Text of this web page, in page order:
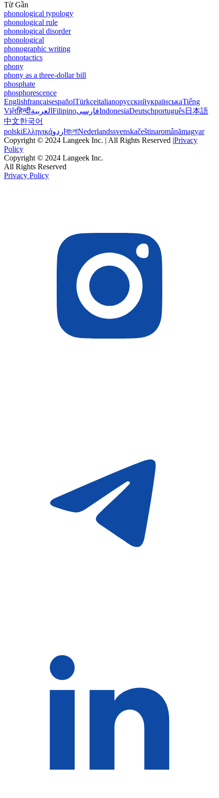
Từ Gần
phonological typology
phonological rule
phonological disorder
phonological
phonographic writing
phonotactics
phony
phony as a three-dollar bill
phosphate
phosphorescence
EnglishfrançaisespañolTürkçeitalianoрусскийукраїнськаTiếng
Việtहिन्दीالعربية FilipinoفارسیIndonesiaDeutschportuguês日本語
中文한국어
polskiΕλληνικάاردو বাংলাNederlandssvenskačeštinaromânămagyar
Copyright © 2024 Langeek Inc. | All Rights Reserved |Privacy
Policy
Copyright © 2024 Langeek Inc.
All Rights Reserved
Privacy Policy